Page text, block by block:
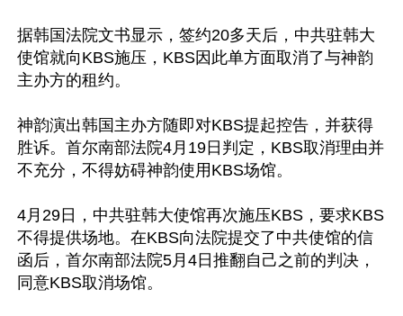
据韩国法院文书显示，签约20多天后，中共驻韩大
使馆就向KBS施压，KBS因此单方面取消了与神韵
主办方的租约。
神韵演出韩国主办方随即对KBS提起控告，并获得
胜诉。首尔南部法院4月19日判定，KBS取消理由并
不充分，不得妨碍神韵使用KBS场馆。
4月29日，中共驻韩大使馆再次施压KBS，要求KBS
不得提供场地。在KBS向法院提交了中共使馆的信
函后，首尔南部法院5月4日推翻自己之前的判决，
同意KBS取消场馆。